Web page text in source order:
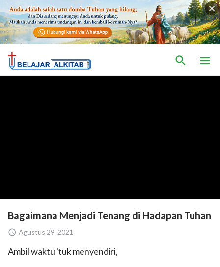
Bagaimana Menjadi Tenang di Hadapan Tuhan
Agustus 29, 2021
Ambil waktu 'tuk menyendiri,